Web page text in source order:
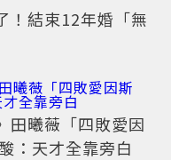
！結束12年婚「無
田曦薇「四敗愛因
：天才全靠旁白